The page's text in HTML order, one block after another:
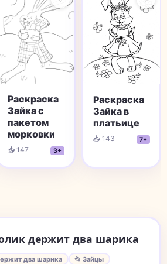
Раскраска
Зайка с
пакетом
морковки
📥 147 3+
Раскраска
Зайка в
платьице
📥 143 7+
держит два шарика
два шарика 📂 Зайцы